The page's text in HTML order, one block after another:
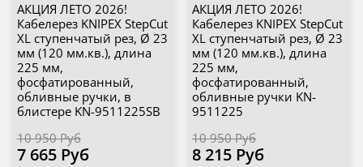
АКЦИЯ ЛЕТО 2026!
Кабелерез KNIPEX StepCut
XL ступенчатый рез, Ø 23
мм (120 мм.кв.), длина
225 мм,
фосфатированный,
обливные ручки, в
блистере KN-9511225SB
10 950 Руб
7 665 Руб
АКЦИЯ ЛЕТО 2026!
Кабелерез KNIPEX StepCut
XL ступенчатый рез, Ø 23
мм (120 мм.кв.), длина
225 мм,
фосфатированный,
обливные ручки KN-
9511225
10 950 Руб
8 215 Руб